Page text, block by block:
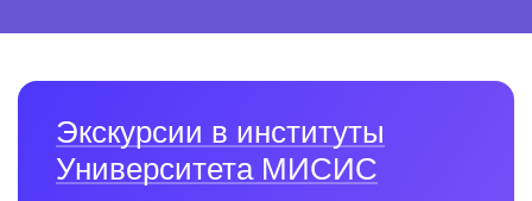
Экскурсии в институты
Университета МИСИС